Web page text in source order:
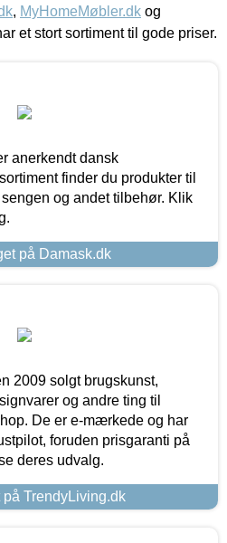
, MyHomeMøbler.dk og
et stort sortiment til gode priser.
anerkendt dansk
finder du produkter til
og andet tilbehør. Klik
på Damask.dk
2009 solgt brugskunst,
og andre ting til
De er e-mærkede og har
foruden prisgaranti på
deres udvalg.
TrendyLiving.dk